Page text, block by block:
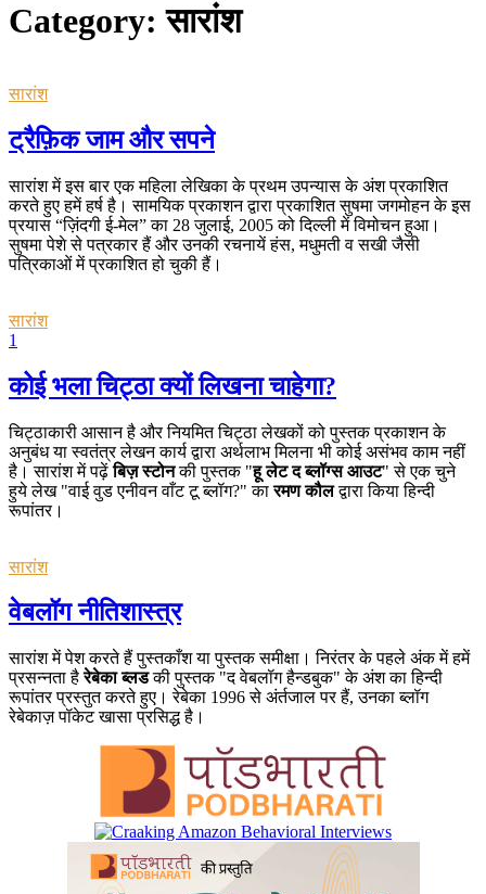
Category:सारांश
सारांश
ट्रैफ़िक जाम और सपने
सारांश में इस बार एक महिला लेखिका के प्रथम उपन्यास के अंश प्रकाशित
करते हुए हमें हर्ष है। सामयिक प्रकाशन द्वारा प्रकाशित सुषमा जगमोहन के इस
प्रयास “ज़िंदगी ई-मेल” का 28 जुलाई, 2005 को दिल्ली में विमोचन हुआ।
सुषमा पेशे से पत्रकार हैं और उनकी रचनायें हंस, मधुमती व सखी जैसी
पत्रिकाओं में प्रकाशित हो चुकी हैं।
सारांश
1
कोई भला चिट्ठा क्यों लिखना चाहेगा?
चिट्ठाकारी आसान है और नियमित चिट्ठा लेखकों को पुस्तक प्रकाशन के
अनुबंध या स्वतंत्र लेखन कार्य द्वारा अर्थलाभ मिलना भी कोई असंभव काम नहीं
है। सारांश में पढ़ेंबिज़ स्टोनकी पुस्तक "हू लेट द ब्लॉग्स आउट" से एक चुने
हुये लेख "वाई वुड एनीवन वाँट टू ब्लॉग?" कारमण कौलद्वारा किया हिन्दी
रूपांतर।
सारांश
वेबलॉग नीतिशास्त्र
सारांश में पेश करते हैं पुस्तकाँश या पुस्तक समीक्षा। निरंतर के पहले अंक में हमें
प्रसन्नता हैरेबेका ब्लडकी पुस्तक "द वेबलॉग हैन्डबुक" के अंश का हिन्दी
रूपांतर प्रस्तुत करते हुए। रेबेका 1996 से अंर्तजाल पर हैं, उनका ब्लॉग
रेबेकाज़ पॉकेट खासा प्रसिद्ध है।